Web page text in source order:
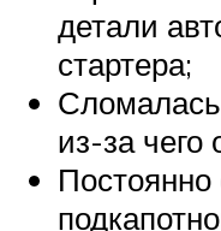
детали
стартера;
из-за чего